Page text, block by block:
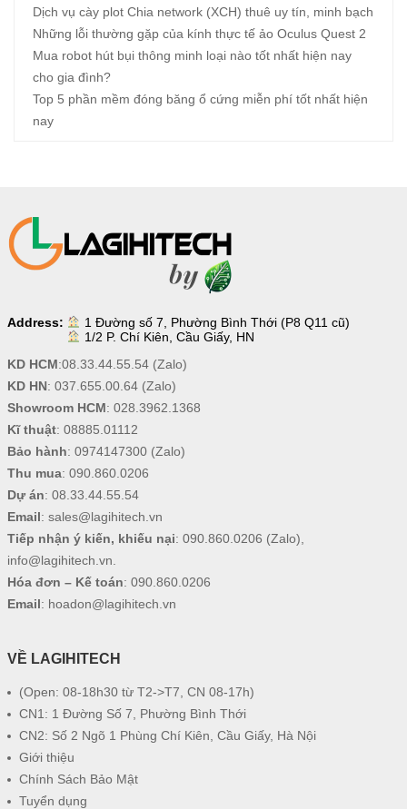
Dịch vụ cày plot Chia network (XCH) thuê uy tín, minh bạch
Những lỗi thường gặp của kính thực tế ảo Oculus Quest 2
Mua robot hút bụi thông minh loại nào tốt nhất hiện nay
cho gia đình?
Top 5 phần mềm đóng băng ổ cứng miễn phí tốt nhất hiện
nay
Address:
1 Đường số 7, Phường Bình Thới (P8 Q11 cũ)
1/2 P. Chí Kiên, Cầu Giấy, HN
KD HCM:08.33.44.55.54(Zalo)
KD HN: 037.655.00.64(Zalo)
Showroom HCM: 028.3962.1368
Kĩ thuật: 08885.01112
Bảo hành: 0974147300(Zalo)
Thu mua: 090.860.0206
Dự án: 08.33.44.55.54
Email: sales@lagihitech.vn
Tiếp nhận ý kiến, khiếu nại: 090.860.0206 (Zalo),
info@lagihitech.vn
Hóa đơn – Kế toán: 090.860.0206
Email: hoadon@lagihitech.vn
VỀ LAGIHITECH
(Open: 08-18h30 từ T2->T7, CN 08-17h)
CN1: 1 Đường Số 7, Phường Bình Thới
CN2: Số 2 Ngõ 1 Phùng Chí Kiên, Cầu Giấy, Hà Nội
Giới thiệu
Chính Sách Bảo Mật
Tuyển dụng